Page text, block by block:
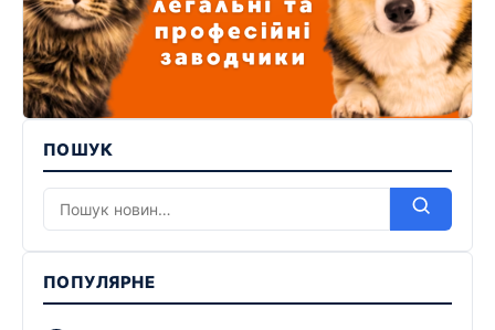
ПОШУК
ПОПУЛЯРНЕ